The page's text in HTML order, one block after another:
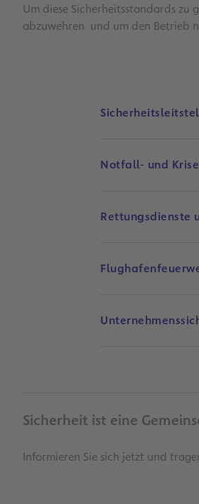
Um diese Sicherheitsstandards zu
abzuwehren und um den Betrieb
Notfall- und
Rettungsdienste
Sicherheit ist eine
Informieren Sie sich jetzt und